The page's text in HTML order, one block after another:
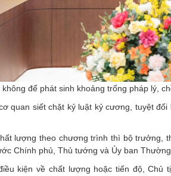
để phát sinh khoảng trống pháp lý,
quan siết chặt kỷ luật kỷ cương, tuyệt
lượng theo chương trình thì bộ trưởng,
Chính phủ, Thủ tướng và Ủy ban Thường
kiện về chất lượng hoặc tiến độ, Chủ